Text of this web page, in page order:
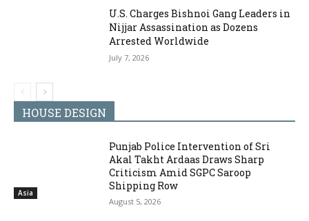
U.S. Charges Bishnoi Gang Leaders in
Nijjar Assassination as Dozens
Arrested Worldwide
July 7, 2026
HOUSE DESIGN
Asia
Punjab Police Intervention of Sri
Akal Takht Ardaas Draws Sharp
Criticism Amid SGPC Saroop
Shipping Row
August 5, 2026